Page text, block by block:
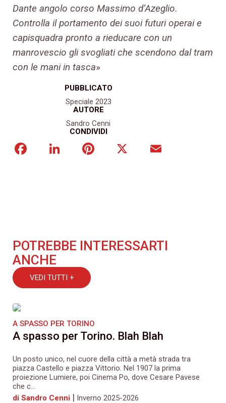
PUBBLICATO
Speciale 2023
AUTORE
Sandro Cenni
CONDIVIDI
FacebookLinkedInPinterest
Dante angolo corso Massimo d’Azeglio.
Controlla il portamento dei suoi futuri operai e
capisquadra pronto a rieducare con un
manrovescio gli svogliati che scendono dal tram
con le mani in tasca»
POTREBBE INTERESSARTI
ANCHE
VEDI TUTTI +
A SPASSO PER TORINO
A spasso per Torino. Blah Blah
Un posto unico, nel cuore della città a metà strada tra
piazza Castello e piazza Vittorio. Nel 1907 la prima
proiezione Lumiere, poi Cinema Po, dove Cesare Pavese
che c...
di Sandro Cenni | Inverno 2025-2026